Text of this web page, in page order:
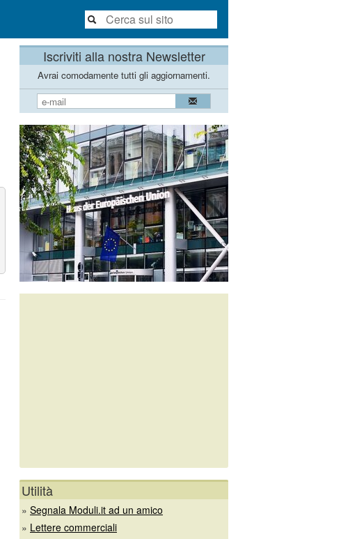
Iscriviti alla nostra Newsletter
Avrai comodamente tutti gli aggiornamenti.
Utilità
» Segnala Moduli.it ad un amico
» Lettere commerciali